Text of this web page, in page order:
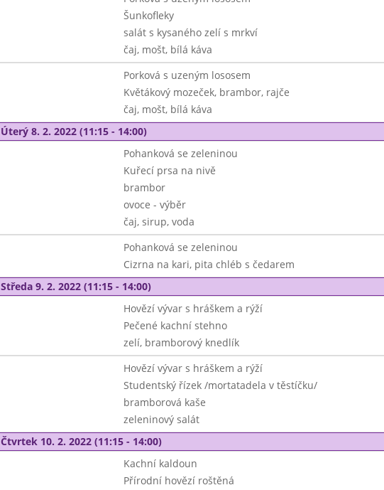
Šunkofleky
salát s kysaného zelí s mrkví
čaj, mošt, bílá káva
Porková s uzeným lososem
Květákový mozeček, brambor, rajče
čaj, mošt, bílá káva
Úterý 8. 2. 2022 (11:15 - 14:00)
Pohanková se zeleninou
Kuřecí prsa na nivě
brambor
ovoce - výběr
čaj, sirup, voda
Pohanková se zeleninou
Cizrna na kari, pita chléb s čedarem
Středa 9. 2. 2022 (11:15 - 14:00)
Hovězí vývar s hráškem a rýží
Pečené kachní stehno
zelí, bramborový knedlík
Hovězí vývar s hráškem a rýží
Studentský řízek /mortatadela v těstíčku/
bramborová kaše
zeleninový salát
Čtvrtek 10. 2. 2022 (11:15 - 14:00)
Kachní kaldoun
Přírodní hovězí roštěná